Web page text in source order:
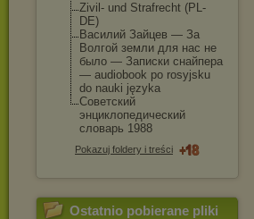
Zivil- und Strafrecht (PL-
DE)
Василий Зайцев — За
Волгой земли для нас не
было — Записки снайпера
— audiobook po rosyjsku
do nauki języka
Советский
энциклопедический
словарь 1988
Pokazuj foldery i treści
Ostatnio pobierane pliki